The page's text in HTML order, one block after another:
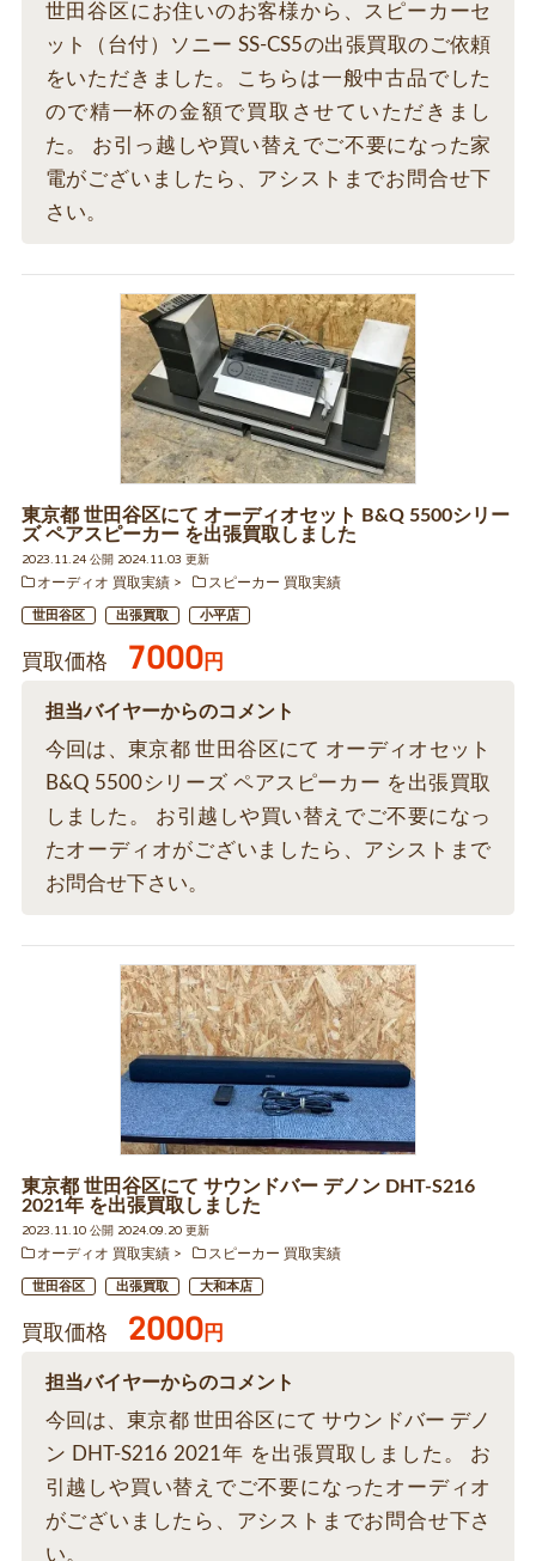
世田谷区にお住いのお客様から、スピーカーセ
ット（台付）ソニー SS-CS5の出張買取のご依頼
をいただきました。こちらは一般中古品でした
ので精一杯の金額で買取させていただきまし
た。 お引っ越しや買い替えでご不要になった家
電がございましたら、アシストまでお問合せ下
さい。
東京都 世田谷区にて オーディオセット B&Q 5500シリー
ズ ペアスピーカー を出張買取しました
2023.11.24 公開 2024.11.03 更新
オーディオ 買取実績
スピーカー 買取実績
世田谷区 出張買取 小平店
買取価格 7000円
担当バイヤーからのコメント
今回は、東京都 世田谷区にて オーディオセット
B&Q 5500シリーズ ペアスピーカー を出張買取
しました。 お引越しや買い替えでご不要になっ
たオーディオがございましたら、アシストまで
お問合せ下さい。
東京都 世田谷区にて サウンドバー デノン DHT-S216
2021年 を出張買取しました
2023.11.10 公開 2024.09.20 更新
オーディオ 買取実績
スピーカー 買取実績
世田谷区 出張買取 大和本店
買取価格 2000円
担当バイヤーからのコメント
今回は、東京都 世田谷区にて サウンドバー デノ
ン DHT-S216 2021年 を出張買取しました。 お
引越しや買い替えでご不要になったオーディオ
がございましたら、アシストまでお問合せ下さ
い。